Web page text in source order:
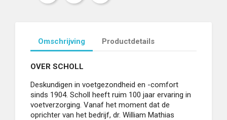
Omschrijving Productdetails
OVER SCHOLL
Deskundigen in voetgezondheid en -comfort
sinds 1904. Scholl heeft ruim 100 jaar ervaring in
voetverzorging. Vanaf het moment dat de
oprichter van het bedrijf, dr. William Mathias